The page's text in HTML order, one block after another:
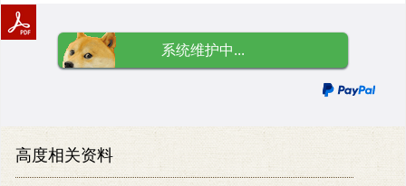
系统维护中...
高度相关资料